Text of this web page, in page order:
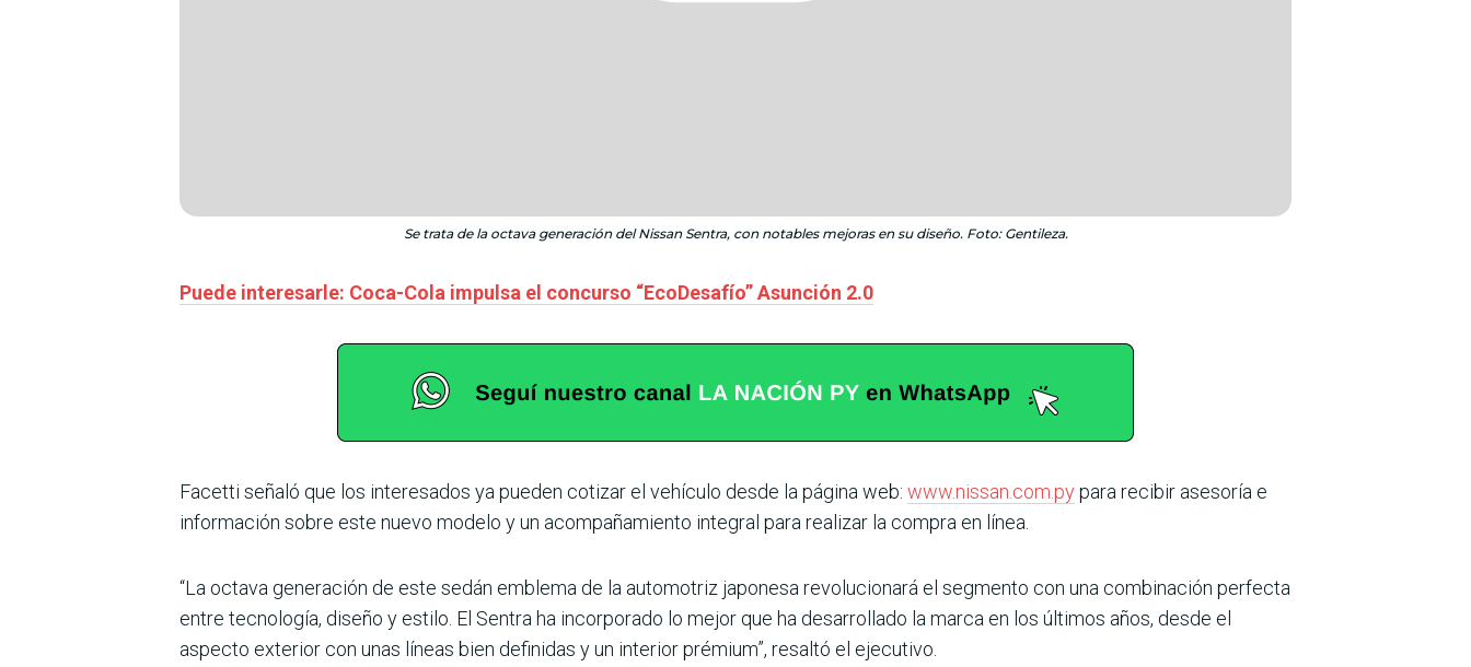
Se trata de la octava generación del Nissan Sentra, con notables mejoras en su diseño. Foto: Gentileza.
Puede interesarle: Coca-Cola impulsa el concurso “EcoDesafío” Asunción 2.0
Facetti señaló que los interesados ya pueden cotizar el vehículo desde la página web: www.nissan.com.pypara recibir asesoría e
información sobre este nuevo modelo y un acompañamiento integral para realizar la compra en línea.
“La octava generación de este sedán emblema de la automotriz japonesa revolucionará el segmento con una combinación perfecta
entre tecnología, diseño y estilo. El Sentra ha incorporado lo mejor que ha desarrollado la marca en los últimos años, desde el
aspecto exterior con unas líneas bien definidas y un interior prémium”, resaltó el ejecutivo.